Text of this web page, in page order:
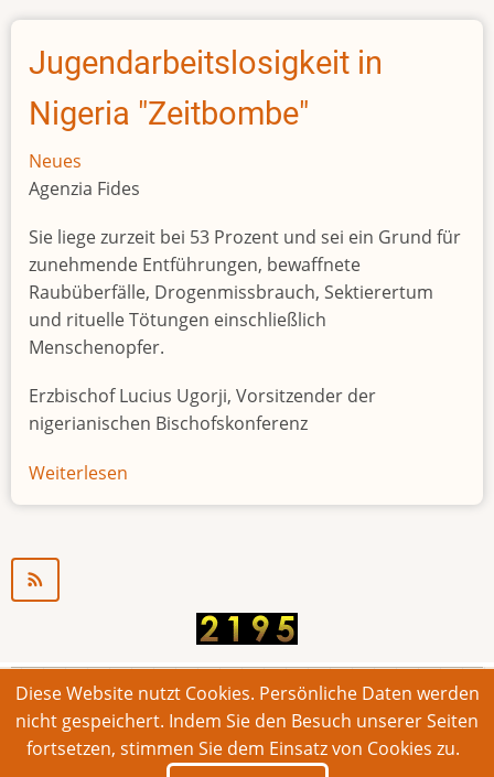
Größe
Jugendarbeitslosigkeit in
Nigeria "Zeitbombe"
Neues
Agenzia Fides
Sie liege zurzeit bei 53 Prozent und sei ein Grund für
zunehmende Entführungen, bewaffnete
Raubüberfälle, Drogenmissbrauch, Sektierertum
und rituelle Tötungen einschließlich
Menschenopfer.
Erzbischof Lucius Ugorji, Vorsitzender der
nigerianischen Bischofskonferenz
Weiterlesen
Jugendarbeitslosigkeit
© 2026 Bonner Aufruf. Alle Rechte vorbehalten.
Footer
Impressum Kontakt Intern
Diese Website nutzt Cookies. Persönliche Daten werden
nicht gespeichert. Indem Sie den Besuch unserer Seiten
fortsetzen, stimmen Sie dem Einsatz von Cookies zu.